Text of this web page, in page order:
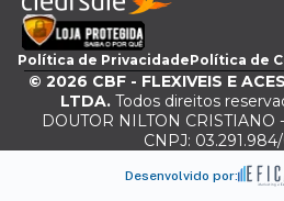
Política de PrivacidadePolítica de
© 2026 CBF - FLEXIVEIS E
LTDA. Todos direitos
DOUTOR NILTON CRISTIANO
CNPJ:
Desenvolvido por: